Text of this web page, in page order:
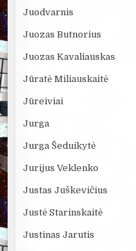
Juodvarnis
Juozas Butnorius
Juozas Kavaliauskas
Jūratė Miliauskaitė
Jūreiviai
Jurga
Jurga Šeduikytė
Jurijus Veklenko
Justas Juškevičius
Justė Starinskaitė
Justinas Jarutis